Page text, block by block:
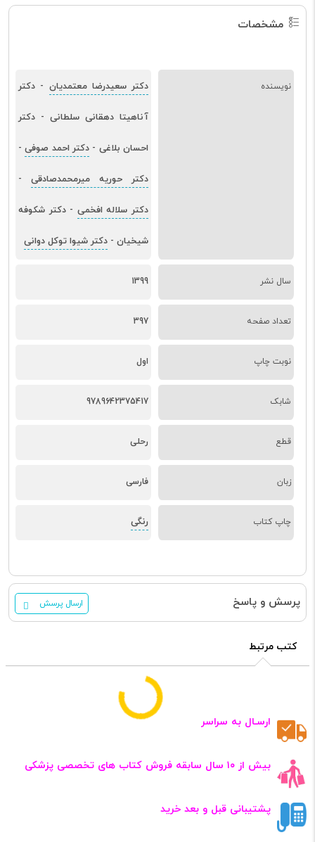
مشخصات
نویسنده دکتر سعیدرضا معتمدیان - دکتر
آناهیتا دهقانی سلطانی - دکتر
احسان بلاغی - دکتر احمد صوفی-
دکتر حوریه میرمحمدصادقی -
دکتر سلاله افخمی -دکتر شکوفه
شیخیان - دکتر شیوا توکل دوانی
سال نشر 1399
تعداد صفحه 397
نوبت چاپ اول
شابک 9789642375417
قطع رحلی
زبان فارسی
چاپ کتاب رنگی
پرسش و پاسخ ارسال پرسش
کتب مرتبط
ارسـال به سراسر
بیش از ۱۰ سال سابقه فروش کتاب‌ های تخصصی پزشکی
پشتیبانی قبل و بعد خرید